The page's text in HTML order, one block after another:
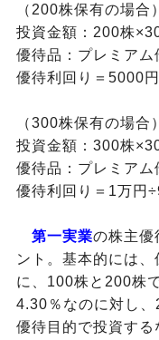
（200株保有の場合）
投資金額：200株
優待品：プレミアム
優待利回り＝5000
（300株保有の場合）
投資金額：300株
優待品：プレミアム
優待利回り＝1万円
第一実業の株主優
ント。基本的には
に、100株と200株
4.30％なのに対し
優待目的で投資する